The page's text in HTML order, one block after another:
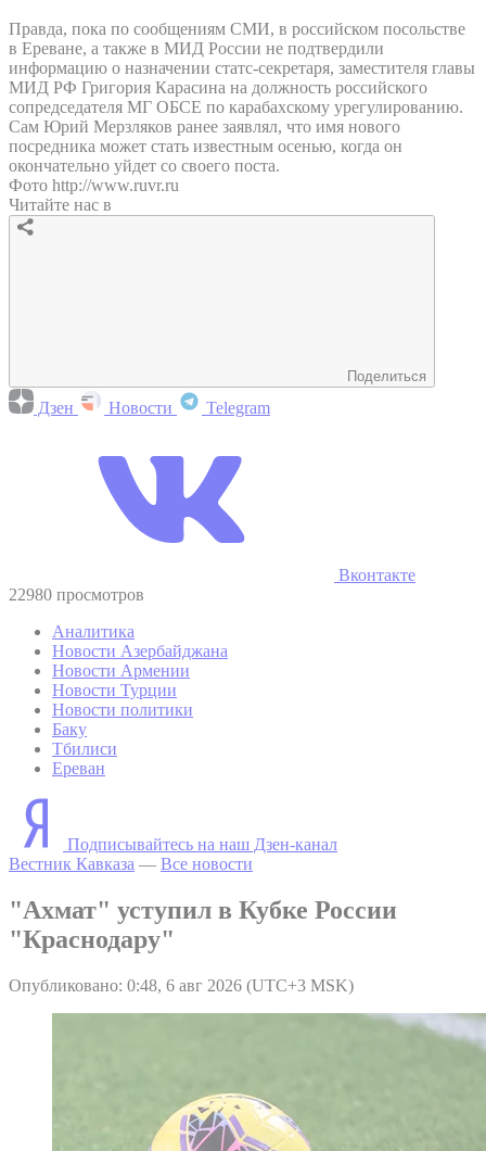
Правда, пока по сообщениям СМИ, в российском посольстве
в Ереване, а также в МИД России не подтвердили
информацию о назначении статс-секретаря, заместителя главы
МИД РФ Григория Карасина на должность российского
сопредседателя МГ ОБСЕ по карабахскому урегулированию.
Сам Юрий Мерзляков ранее заявлял, что имя нового
посредника может стать известным осенью, когда он
окончательно уйдет со своего поста.
Фото http://www.ruvr.ru
Читайте нас в
Поделиться
Дзен Новости Telegram
Вконтакте
22980 просмотров
Аналитика
Новости Азербайджана
Новости Армении
Новости Турции
Новости политики
Баку
Тбилиси
Ереван
Подписывайтесь на наш Дзен-канал
Вестник Кавказа — Все новости
"Ахмат" уступил в Кубке России
"Краснодару"
Опубликовано: 0:48, 6 авг 2026 (UTC+3 MSK)